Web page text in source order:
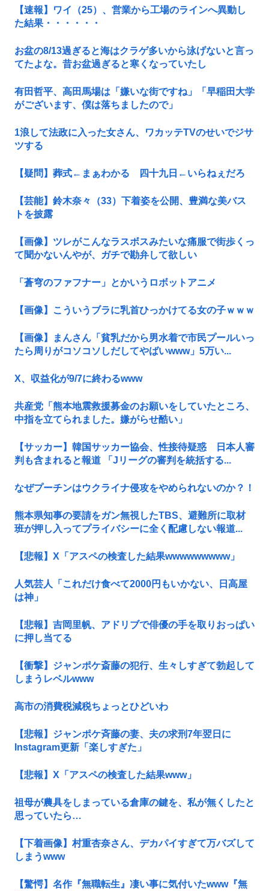
【速報】ワイ（25）、営業から工場のラインへ異動し
た結果・・・・・・
お盆の8/13過ぎると海はクラゲ多いから泳げないと言っ
てたよな。昔お盆過ぎると寒くなっていたし
有田哲平、高田馬場は「嫌いな街ですね」「早稲田大学
がございます、僕は落ちましたので」
1浪して法政に入った女さん、ワカッテTVのせいでジサ
ツする
【疑問】葬式←まぁわかる 四十九日←いらねぇだろ
【芸能】鈴木奈々（33）下着姿を公開、豊満な美バス
トを披露
【画像】ツレがこんなラスボスみたいな痛服で街歩くっ
て聞かないんやが、ガチで勘弁して欲しい
「蒼穹のファフナー」とかいうロボットアニメ
【画像】こういうブラに乳首ひっかけてる女の子ｗｗｗ
【画像】まんさん「貧乳だから男水着で市民プールいっ
たら周りがコソコソしだしてやばいwww」5万い...
X、収益化が9/7に終わるwww
共産党「熊本地震救援募金のお願いをしていたところ、
中指を立てられました。嫌がらせ酷い」
【サッカー】韓国サッカー協会、性接待疑惑 日本人審
判も含まれると報道 「Jリーグの審判を統括する...
なぜプーチンはウクライナ侵攻をやめられないのか？！
熊本県知事の要請をガン無視したTBS、避難所に取材
班が押し入ってプライバシーに全く配慮しない報道...
【悲報】X「アスペの検査した結果wwwwwwwww」
人気芸人「これだけ食べて2000円もいかない、日高屋
は神」
【悲報】吉岡里帆、アドリブで俳優の手を取りおっぱい
に押し当てる
【衝撃】ジャンポケ斎藤の犯行、生々しすぎて勃起して
しまうレベルwww
高市の消費税減税ちょっとひどいわ
【悲報】ジャンポケ斉藤の妻、夫の求刑7年翌日に
Instagram更新「楽しすぎた」
【悲報】X「アスペの検査した結果www」
祖母が農具をしまっている倉庫の鍵を、私が無くしたと
思っていたら…
【下着画像】村重杏奈さん、デカパイすぎて万バズして
しまうwww
【驚愕】名作『無職転生』凄い事に気付いたwww『無